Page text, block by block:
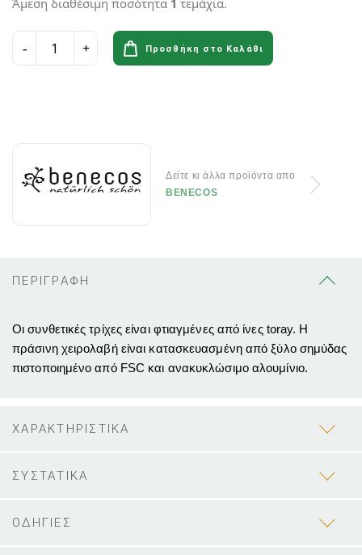
Άμεση διαθέσιμη ποσότητα 1 τεμάχια.
Προσθήκη στο Καλάθι
Δείτε κι άλλα προϊόντα απο
BENECOS
ΠΕΡΙΓΡΑΦΗ
Οι συνθετικές τρίχες είναι φτιαγμένες από ίνες toray. Η
πράσινη χειρολαβή είναι κατασκευασμένη από ξύλο σημύδας
πιστοποιημένο από FSC και ανακυκλώσιμο αλουμίνιο.
ΧΑΡΑΚΤΗΡΙΣΤΙΚΑ
ΣΥΣΤΑΤΙΚΑ
ΟΔΗΓΙΕΣ